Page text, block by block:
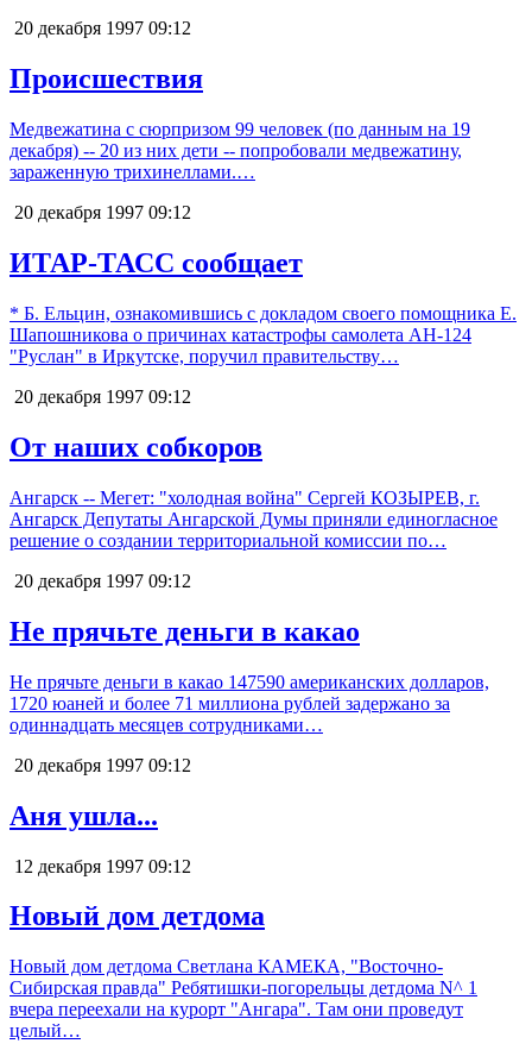
20 декабря 1997 09:12
Происшествия
Медвежатина с сюрпризом 99 человек (по данным на 19
декабря) -- 20 из них дети -- попробовали медвежатину,
зараженную трихинеллами.…
20 декабря 1997 09:12
ИТАР-ТАСС сообщает
* Б. Ельцин, ознакомившись с докладом своего помощника Е.
Шапошникова о причинах катастрофы самолета АН-124
"Руслан" в Иркутске, поручил правительству…
20 декабря 1997 09:12
От наших собкоров
Ангарск -- Мегет: "холодная война" Сергей КОЗЫРЕВ, г.
Ангарск Депутаты Ангарской Думы приняли единогласное
решение о создании территориальной комиссии по…
20 декабря 1997 09:12
Не прячьте деньги в какао
Не прячьте деньги в какао 147590 американских долларов,
1720 юаней и более 71 миллиона рублей задержано за
одиннадцать месяцев сотрудниками…
20 декабря 1997 09:12
Аня ушла...
12 декабря 1997 09:12
Новый дом детдома
Новый дом детдома Светлана КАМЕКА, "Восточно-
Сибирская правда" Ребятишки-погорельцы детдома N^ 1
вчера переехали на курорт "Ангара". Там они проведут
целый…